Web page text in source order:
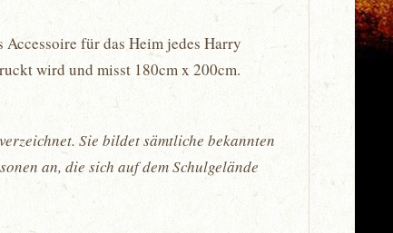
für das Heim jedes Harry
wird und misst 180cm x 200cm.
Sie bildet sämtliche bekannten
an, die sich auf dem Schulgelände